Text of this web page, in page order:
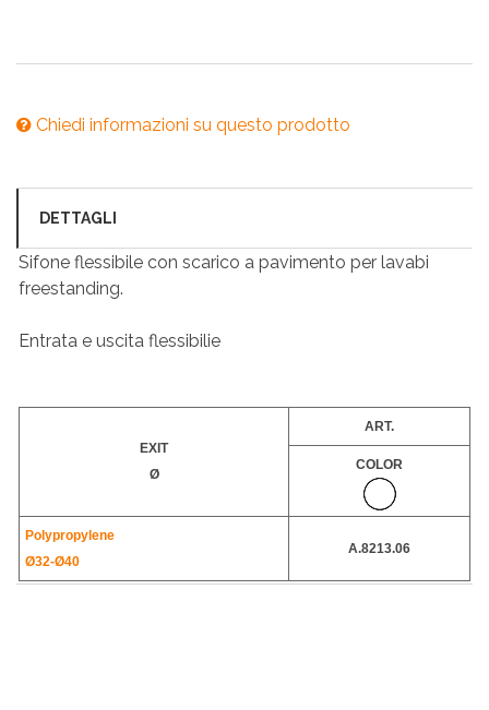
Chiedi informazioni su questo prodotto
DETTAGLI
Sifone flessibile con scarico a pavimento per lavabi
freestanding.
Entrata e uscita flessibilie
EXIT
Ø
ART.
COLOR
Polypropylene
Ø32-Ø40
A.8213.06